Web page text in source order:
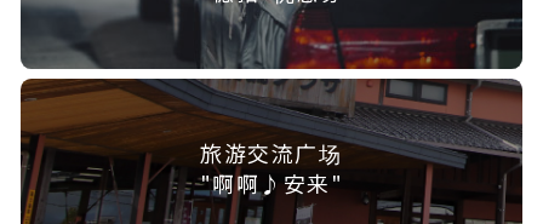
旅游交流广场
"啊啊♪安来"